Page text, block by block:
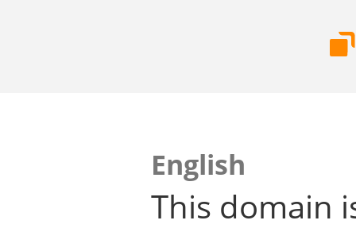
English
This domain